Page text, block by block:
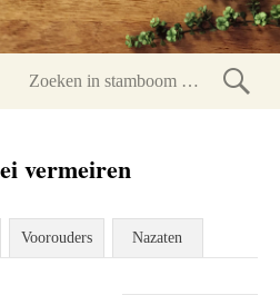
vermeiren
Voorouders Nazaten